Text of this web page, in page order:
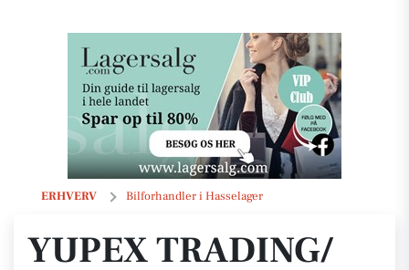
ERHVERV Bilforhandler i Hasselager
YUPEX TRADING/ PETER SCHOU
YUPEX TRADING/